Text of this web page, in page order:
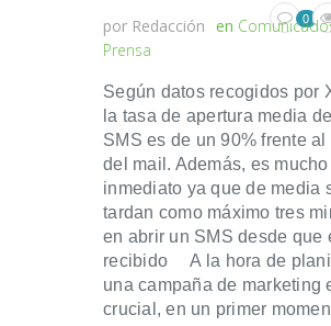
por Redacción en
Prensa
0
Según datos recogidos por
la tasa de apertura media
SMS es de un 90% frente al
del mail. Además, es mucho
inmediato ya que de media
tardan como máximo tres
en abrir un SMS desde que
recibido A la hora de
una campaña de marketing
crucial, en un primer